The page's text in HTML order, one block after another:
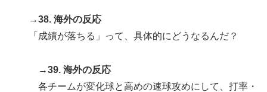
→38. 海外の反応
「成績が落ちる」って、具体的にどうなるんだ？
→39. 海外の反応
各チームが変化球と高めの速球攻めにして、打率・